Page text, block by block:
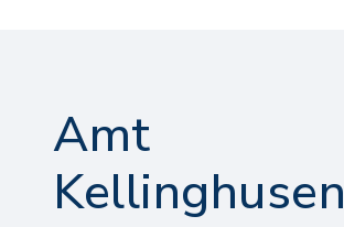
Amt
Kellinghusen